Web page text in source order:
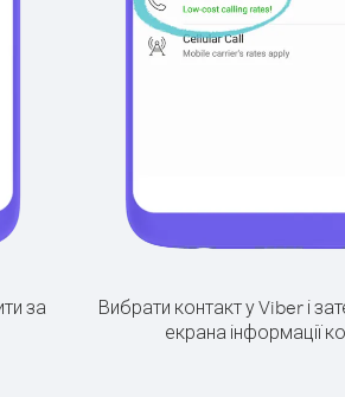
за
Вибрати контакт у Viber і
екрана інформації